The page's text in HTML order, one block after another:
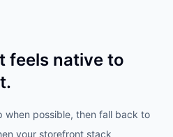
feels native to
when possible, then fall back to
your storefront stack